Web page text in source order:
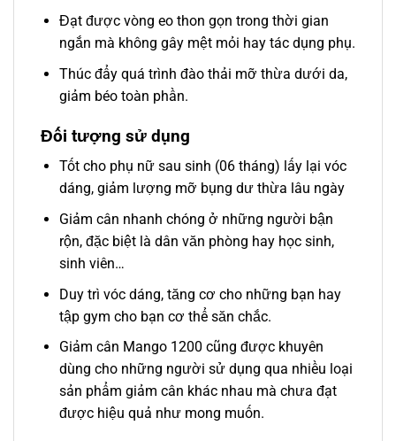
Đạt được vòng eo thon gọn trong thời gian
ngắn mà không gây mệt mỏi hay tác dụng phụ.
Thúc đẩy quá trình đào thải mỡ thừa dưới da,
giảm béo toàn phần.
Đối tượng sử dụng
Tốt cho phụ nữ sau sinh (06 tháng) lấy lại vóc
dáng, giảm lượng mỡ bụng dư thừa lâu ngày
Giảm cân nhanh chóng ở những người bận
rộn, đặc biệt là dân văn phòng hay học sinh,
sinh viên…
Duy trì vóc dáng, tăng cơ cho những bạn hay
tập gym cho bạn cơ thể săn chắc.
Giảm cân Mango 1200 cũng được khuyên
dùng cho những người sử dụng qua nhiều loại
sản phẩm giảm cân khác nhau mà chưa đạt
được hiệu quả như mong muốn.